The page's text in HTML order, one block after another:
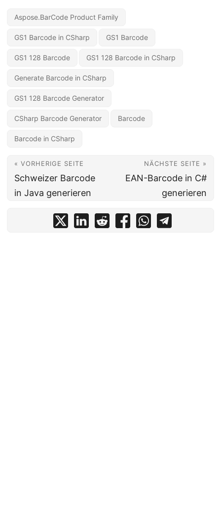
Aspose.BarCode Product Family
GS1 Barcode in CSharp GS1 Barcode
GS1 128 Barcode GS1 128 Barcode in CSharp
Generate Barcode in CSharp
GS1 128 Barcode Generator
CSharp Barcode Generator Barcode
Barcode in CSharp
« VORHERIGE SEITE
Schweizer Barcode
in Java generieren
NÄCHSTE SEITE »
EAN-Barcode in C#
generieren